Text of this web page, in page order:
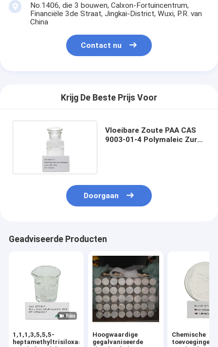
No.1406, die 3 bouwen, Calxon-Fortuincentrum,
Financiële 3de Straat, Jingkai-District, Wuxi, P.R. van
China
Contact nu
Krijg De Beste Prijs Voor
Vloeibare Zoute PAA CAS
9003-01-4 Polymaleic Zure
Doorgaan
Geadviseerde Producten
1,1,1,3,5,5,5-
heptamethyltrisiloxaan
Hoogwaardige
gegalvaniseerde
Chemische
toevoegingen